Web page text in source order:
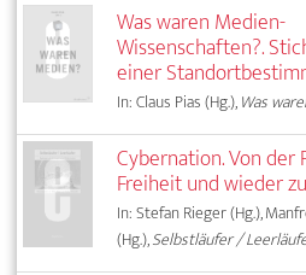
Was waren Medien-
Wissenschaften?.
einer
In: Claus Pias (Hg.),Was
Cybernation. Von der
Freiheit und wieder
In: Stefan Rieger (Hg.),
(Hg.),Selbstläufer /